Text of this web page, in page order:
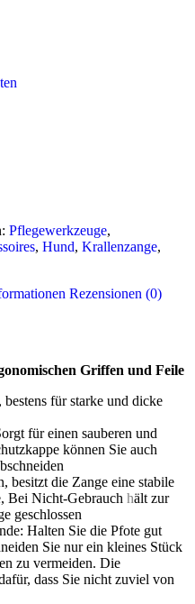
Pflegewerkzeuge,
, Hund, Krallenzange,
Rezensionen (0)
Griffen und Feile
für starke und dicke
für einen sauberen und
können Sie auch
besitzt die Zange eine stabile
Bei Nicht-Gebrauch hält zur
geschlossen
Halten Sie die Pfote gut
Sie nur ein kleines Stück
zu vermeiden. Die
dass Sie nicht zuviel von